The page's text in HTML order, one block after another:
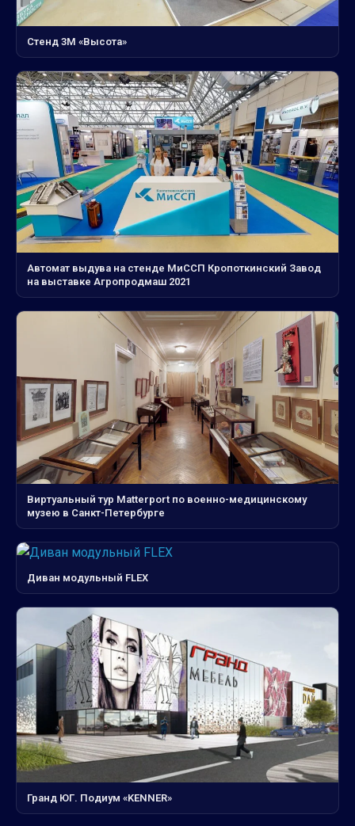
Стенд 3М «Высота»
Автомат выдува на стенде МиССП Кропоткинский Завод
на выставке Агропродмаш 2021
Виртуальный тур Matterport по военно-медицинскому
музею в Санкт-Петербурге
Диван модульный FLEX
Гранд ЮГ. Подиум «KENNER»